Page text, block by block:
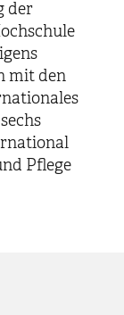
der
mit den
Pflege